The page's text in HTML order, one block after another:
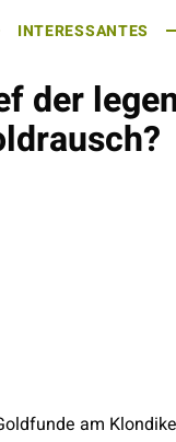
INTERESSANTES
der
am